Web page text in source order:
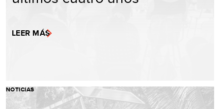
LEER MÁS
NOTICIAS